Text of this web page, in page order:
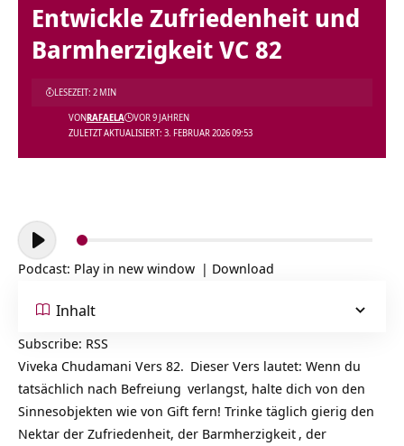
Entwickle Zufriedenheit und
Barmherzigkeit VC 82
ZULETZT AKTUALISIERT: 3. FEBRUAR 2026 09:53
VONRAFAELA VOR 9 JAHREN
LESEZEIT: 2 MIN
Audio-
Player
Podcast: Play in new window | Download
Inhalt
Subscribe: RSS
Viveka Chudamani Vers 82. Dieser Vers lautet: Wenn du
tatsächlich nach Befreiung verlangst, halte dich von den
Sinnesobjekten wie von Gift fern! Trinke täglich gierig den
Nektar der Zufriedenheit, der Barmherzigkeit , der